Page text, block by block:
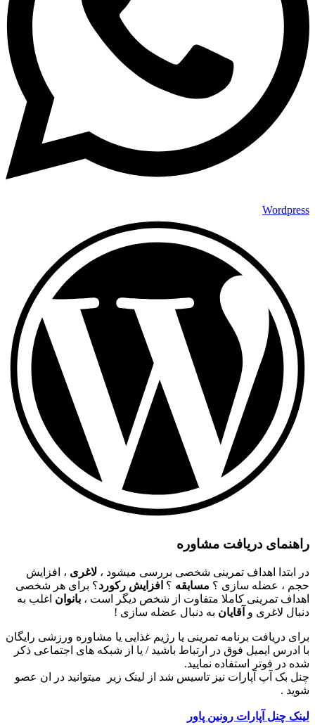
Wordpress
راهنمای دریافت مشاوره
در ابتدا اهداف تمرینی شخصی بررسی میشود ، لاغری ، افزایش
حجم ، عضله سازی ؟ مسابقه ؟ افزایش رکورد؟ برای هر شخصی
اهداف تمرینی کاملا متفاوت از شخص دیگر است ، بانوان اغلب به
دنبال لاغری و آقایان به دنبال عضله سازی !
برای دریافت برنامه تمرینی یا رژیم غذایی یا مشاوره ورزشی رایگان
با ادرس ایمیل فوق در ارتباط باشید / یا از شبکه های اجتماعی ذکر
شده در فوتر استفاده نمایید.
چنل بک آپ آپارات نیز تاسیس شد از لینک زیر میتوانید در ان عصو
شوید .
لینک چنل آپارات رونین پاور